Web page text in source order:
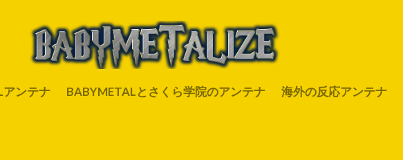
アンテナ BABYMETALとさくら学院のアンテナ 海外の反応アンテナ